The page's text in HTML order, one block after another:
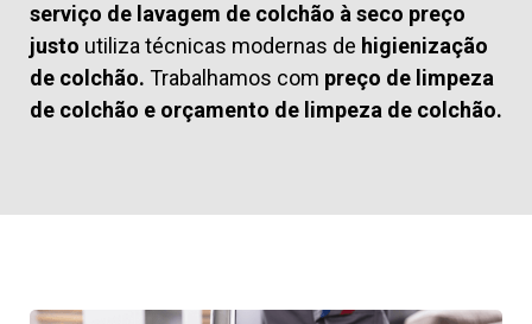
serviço de lavagem de colchão à seco preço
justo utiliza técnicas modernas de higienização
de colchão. Trabalhamos com preço de limpeza
de colchão e orçamento de limpeza de colchão.